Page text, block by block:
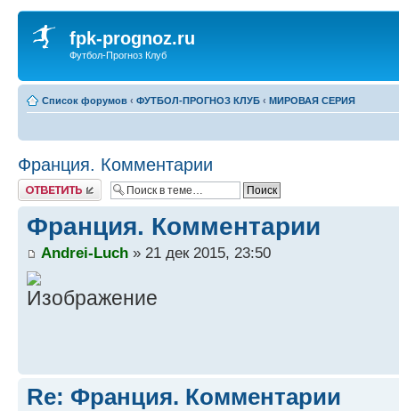
fpk-prognoz.ru
Футбол-Прогноз Клуб
Список форумов ‹ ФУТБОЛ-ПРОГНОЗ КЛУБ ‹ МИРОВАЯ СЕРИЯ
Франция. Комментарии
Ответить
Франция. Комментарии
Andrei-Luch » 21 дек 2015, 23:50
Re: Франция. Комментарии